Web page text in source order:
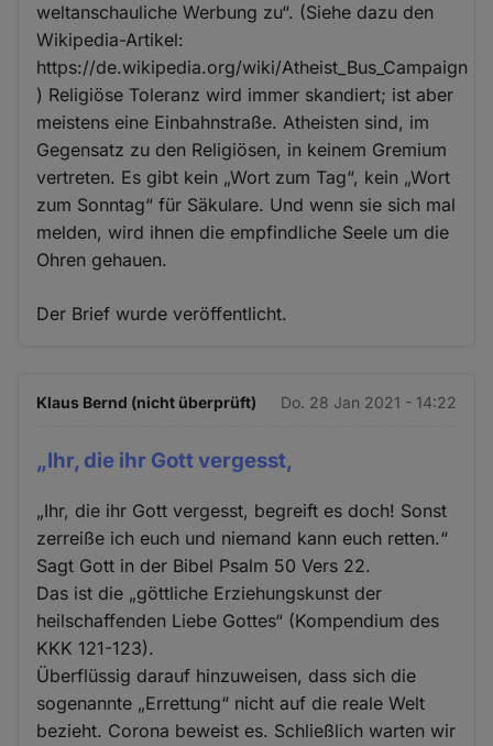
weltanschauliche Werbung zu“. (Siehe dazu den
Wikipedia-Artikel:
https://de.wikipedia.org/wiki/Atheist_Bus_Campaign
) Religiöse Toleranz wird immer skandiert; ist aber
meistens eine Einbahnstraße. Atheisten sind, im
Gegensatz zu den Religiösen, in keinem Gremium
vertreten. Es gibt kein „Wort zum Tag“, kein „Wort
zum Sonntag“ für Säkulare. Und wenn sie sich mal
melden, wird ihnen die empfindliche Seele um die
Ohren gehauen.
Der Brief wurde veröffentlicht.
Klaus Bernd (nicht überprüft) Do. 28 Jan 2021 - 14:22
„Ihr, die ihr Gott vergesst,
„Ihr, die ihr Gott vergesst, begreift es doch! Sonst
zerreiße ich euch und niemand kann euch retten.“
Sagt Gott in der Bibel Psalm 50 Vers 22.
Das ist die „göttliche Erziehungskunst der
heilschaffenden Liebe Gottes“ (Kompendium des
KKK 121-123).
Überflüssig darauf hinzuweisen, dass sich die
sogenannte „Errettung“ nicht auf die reale Welt
bezieht. Corona beweist es. Schließlich warten wir